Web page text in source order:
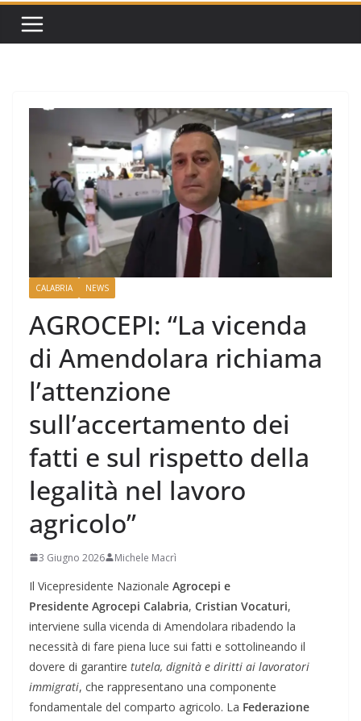
CALABRIA NEWS
AGROCEPI: “La vicenda
di Amendolara richiama
l’attenzione
sull’accertamento dei
fatti e sul rispetto della
legalità nel lavoro
agricolo”
3 Giugno 2026 Michele Macrì
Il Vicepresidente Nazionale Agrocepi e
Presidente Agrocepi Calabria, Cristian Vocaturi,
interviene sulla vicenda di Amendolara ribadendo la
necessità di fare piena luce sui fatti e sottolineando il
dovere di garantire tutela, dignità e diritti ai lavoratori
immigrati, che rappresentano una componente
fondamentale del comparto agricolo. La Federazione